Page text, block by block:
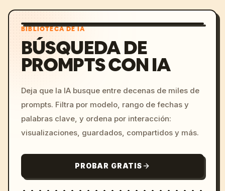
BIBLIOTECA DE IA
BÚSQUEDA DE
PROMPTS CON IA
Deja que la IA busque entre decenas de miles de
prompts. Filtra por modelo, rango de fechas y
palabras clave, y ordena por interacción:
visualizaciones, guardados, compartidos y más.
PROBAR GRATIS